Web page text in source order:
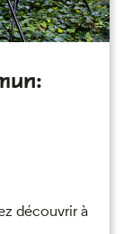
découvrir à